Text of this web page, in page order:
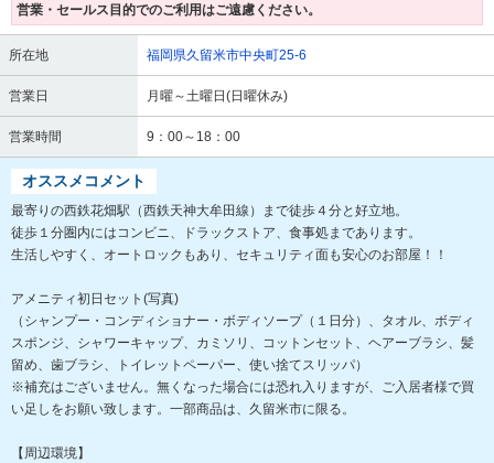
営業・セールス目的でのご利用はご遠慮ください。
所在地 福岡県久留米市中央町25-6
営業日 月曜～土曜日(日曜休み)
営業時間 9：00～18：00
オススメコメント
最寄りの西鉄花畑駅（西鉄天神大牟田線）まで徒歩４分と好立地。
徒歩１分圏内にはコンビニ、ドラックストア、食事処まであります。
生活しやすく、オートロックもあり、セキュリティ面も安心のお部屋！！
アメニティ初日セット(写真)
（シャンプー・コンディショナー・ボディソープ（１日分）、タオル、ボディ
スポンジ、シャワーキャップ、カミソリ、コットンセット、ヘアーブラシ、髪
留め、歯ブラシ、トイレットペーパー、使い捨てスリッパ）
※補充はございません。無くなった場合には恐れ入りますが、ご入居者様で買
い足しをお願い致します。一部商品は、久留米市に限る。
【周辺環境】